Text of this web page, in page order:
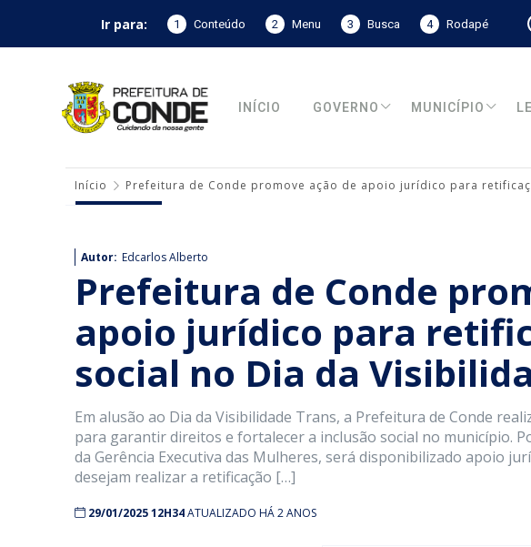
Ir para: 1 Conteúdo 2 Menu 3 Busca 4 Rodapé
INÍCIO GOVERNO MUNICÍPIO
Início Prefeitura de Conde promove ação de apoio jurídico para
Autor: Edcarlos Alberto
Prefeitura de Conde
apoio jurídico para
social no Dia da
Em alusão ao Dia da Visibilidade Trans, a Prefeitura de Conde
para garantir direitos e fortalecer a inclusão social no município.
da Gerência Executiva das Mulheres, será disponibilizado apoio
desejam realizar a retificação […]
29/01/2025 12H34ATUALIZADO HÁ 2 ANOS